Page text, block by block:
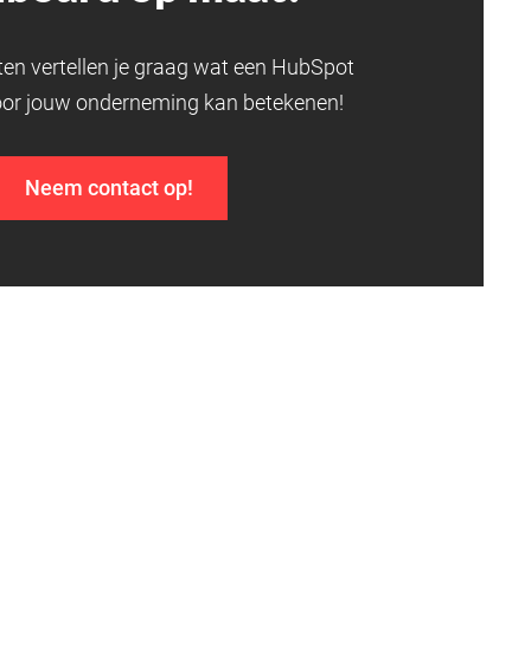
vertellen je graag wat een HubSpot
jouw onderneming kan betekenen!
Neem contact op!